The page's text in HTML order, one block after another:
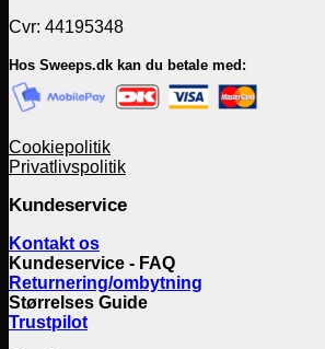
Cvr: 44195348
Hos Sweeps.dk kan du betale med:
Cookiepolitik
Privatlivspolitik
Kundeservice
Kontakt os
Kundeservice - FAQ
Returnering/ombytning
Størrelses Guide
Trustpilot